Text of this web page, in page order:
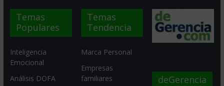
Temas
Populares
Inteligencia
Emocional
Análisis DOFA
Temas
Tendencia
Marca Personal
Empresas
familiares
deGerencia